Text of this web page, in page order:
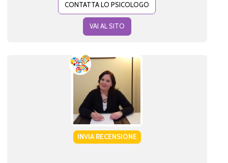
CONTATTA LO PSICOLOGO
VAI AL SITO
INVIA RECENSIONE